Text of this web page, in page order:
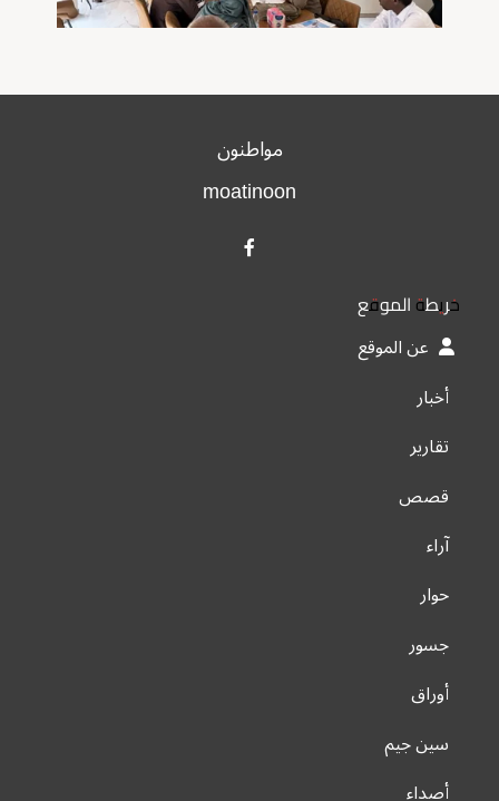
مواطنون
moatinoon
خريطة الموقع
عن الموقع
أخبار
تقارير
قصص
آراء
حوار
جسور
أوراق
سين جيم
أصداء